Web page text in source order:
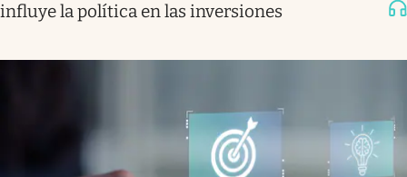
influye la política en las inversiones